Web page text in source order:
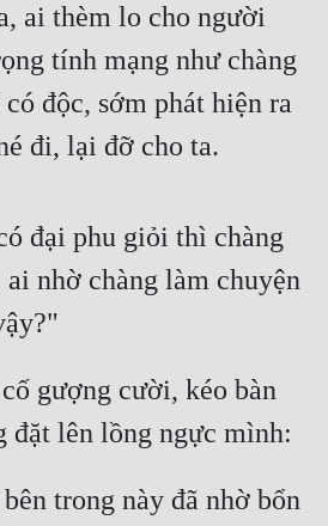
ai thèm lo cho người
tính mạng như chàng
độc, sớm phát hiện ra
đi, lại đỡ cho ta.
đại phu giỏi thì chàng
nhờ chàng làm chuyện
gượng cười, kéo bàn
đặt lên lồng ngực mình:
trong này đã nhờ bổn